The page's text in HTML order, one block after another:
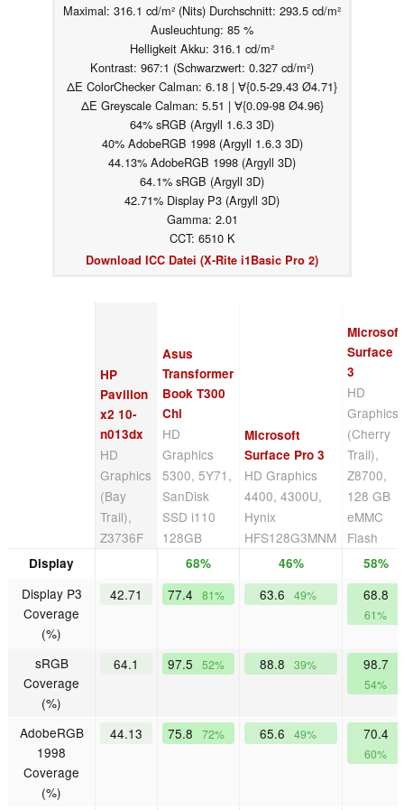
Maximal: 316.1 cd/m² (Nits) Durchschnitt: 293.5 cd/m²
Ausleuchtung: 85 %
Helligkeit Akku: 316.1 cd/m²
Kontrast: 967:1 (Schwarzwert: 0.327 cd/m²)
ΔE ColorChecker Calman: 6.18 | ∀{0.5-29.43 Ø4.71}
ΔE Greyscale Calman: 5.51 | ∀{0.09-98 Ø4.96}
64% sRGB (Argyll 1.6.3 3D)
40% AdobeRGB 1998 (Argyll 1.6.3 3D)
44.13% AdobeRGB 1998 (Argyll 3D)
64.1% sRGB (Argyll 3D)
42.71% Display P3 (Argyll 3D)
Gamma: 2.01
CCT: 6510 K
Download ICC Datei (X-Rite i1Basic Pro 2)
HP
Pavilion
x2 10-
n013dx
HD
Graphics
(Bay
Trail),
Z3736F
Asus
Transformer
Book T300
Chi
HD
Graphics
5300, 5Y71,
SanDisk
SSD i110
128GB
Microsoft
Surface Pro 3
HD Graphics
4400, 4300U,
Hynix
HFS128G3MNM
Microsoft
Surface
3
HD
Graphics
(Cherry
Trail),
Z8700,
128 GB
eMMC
Flash
Display 68% 46% 58%
Display P3
Coverage
(%)
42.71 77.4 81% 63.6 49% 68.8
61%
sRGB
Coverage
(%)
64.1 97.5 52% 88.8 39% 98.7
54%
AdobeRGB
1998
Coverage
(%)
44.13 75.8 72% 65.6 49% 70.4
60%